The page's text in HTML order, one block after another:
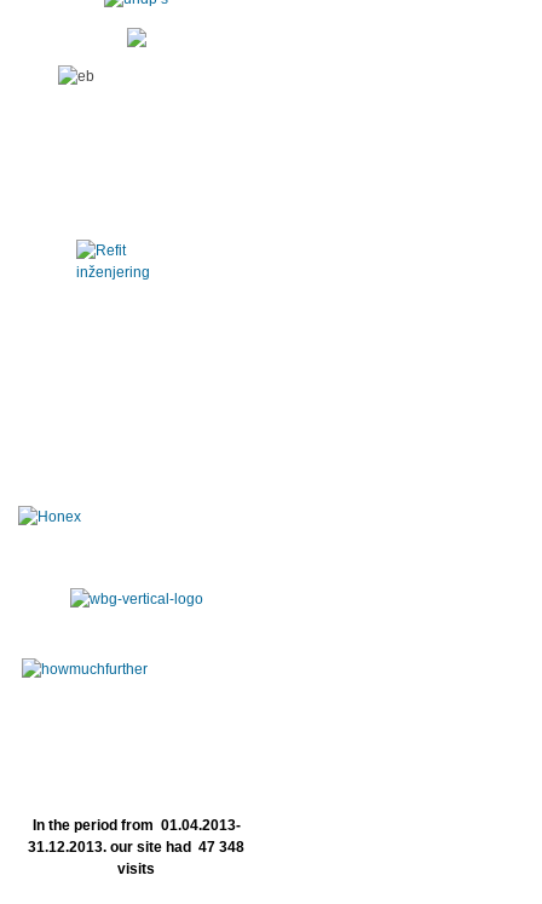
In the period from 01.04.2013-
31.12.2013. our site had 47 348
visits